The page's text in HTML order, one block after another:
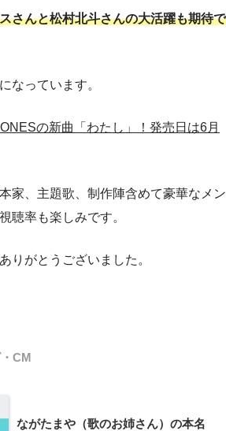
さんと松村北斗さんの大活躍も期待で
なっています。
の新曲「わたし」！発売日は6月
家、主題歌、制作陣含めて豪華なメン
聴率も楽しみです。
りがとうございました。
CM
ながたまや（歌のお姉さん）の本名